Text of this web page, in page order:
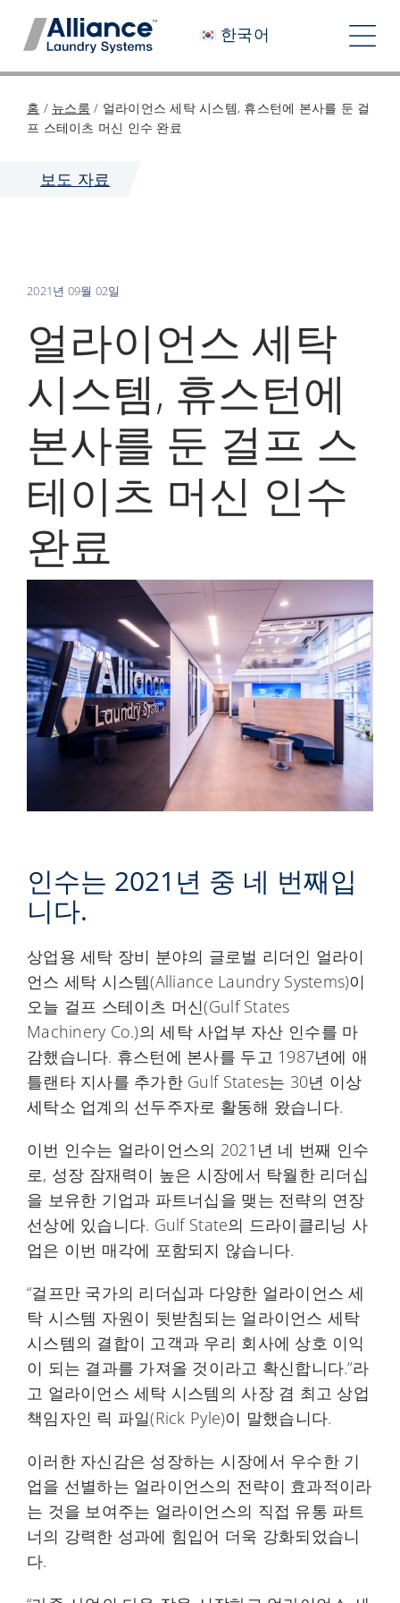
한국어
탐
우리와 함께 일하기
당사의 영향력
투자자
문의하기
My Alliance
홈 / 뉴스룸 / 얼라이언스 세탁 시스템, 휴스턴에 본사를 둔 걸
프 스테이츠 머신 인수 완료
보도 자료
2021년 09월 02일
얼라이언스 세탁
시스템, 휴스턴에
본사를 둔 걸프 스
테이츠 머신 인수
완료
인수는 2021년 중 네 번째입
니다.
상업용 세탁 장비 분야의 글로벌 리더인 얼라이
언스 세탁 시스템(Alliance Laundry Systems)이
오늘 걸프 스테이츠 머신(Gulf States
Machinery Co.)의 세탁 사업부 자산 인수를 마
감했습니다. 휴스턴에 본사를 두고 1987년에 애
틀랜타 지사를 추가한 Gulf States는 30년 이상
세탁소 업계의 선두주자로 활동해 왔습니다.
이번 인수는 얼라이언스의 2021년 네 번째 인수
로, 성장 잠재력이 높은 시장에서 탁월한 리더십
을 보유한 기업과 파트너십을 맺는 전략의 연장
선상에 있습니다. Gulf State의 드라이클리닝 사
업은 이번 매각에 포함되지 않습니다.
“걸프만 국가의 리더십과 다양한 얼라이언스 세
탁 시스템 자원이 뒷받침되는 얼라이언스 세탁
시스템의 결합이 고객과 우리 회사에 상호 이익
이 되는 결과를 가져올 것이라고 확신합니다.”라
고 얼라이언스 세탁 시스템의 사장 겸 최고 상업
책임자인 릭 파일(Rick Pyle)이 말했습니다.
이러한 자신감은 성장하는 시장에서 우수한 기
업을 선별하는 얼라이언스의 전략이 효과적이라
는 것을 보여주는 얼라이언스의 직접 유통 파트
너의 강력한 성과에 힘입어 더욱 강화되었습니
다.